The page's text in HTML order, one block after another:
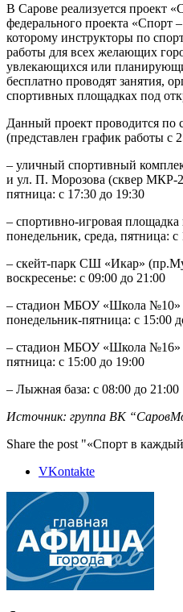
В Сарове реализуется проект
федерального проекта «Спорт
которому инструкторы по
работы для всех желающих
увлекающихся или
бесплатно проводят занятия,
спортивных площадках под
Данный проект проводится по
(представлен график работы с
– уличный спортивный
и ул. П. Морозова (сквер МКР-
пятница: с 17:30 до 19:30
– спортивно-игровая площадка
понедельник, среда, пятница: с
– скейт-парк СШ «Икар»
воскресенье: с 09:00 до 21:00
– стадион МБОУ «Школа №10»
понедельник-пятница: с 15:00
– стадион МБОУ «Школа №16»
пятница: с 15:00 до 19:00
– Лыжная база: с 08:00 до 21:00
Источник: группа ВК
Share the post "«Спорт в
VKontakte